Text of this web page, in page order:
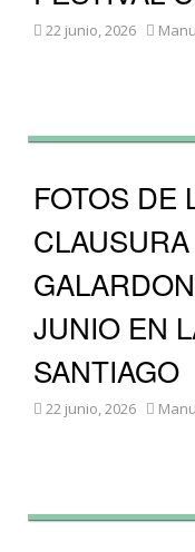
22 junio, 2026
FOTOS DE
JUNIO EN
SANTIAGO
22 junio, 2026